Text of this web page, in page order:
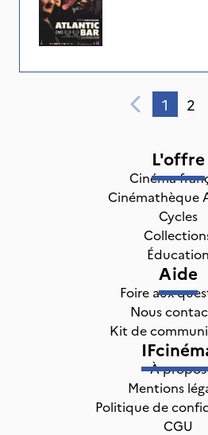
1 2
L'offre
Cinéma
Cinémathèque
Cycles
Éducation
Aide
Foire aux
Nous
Kit de
À propos
Mentions
Politique de
CGU